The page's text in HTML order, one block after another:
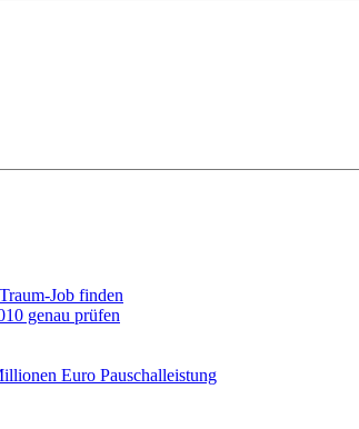
Job finden
genau prüfen
Euro Pauschalleistung